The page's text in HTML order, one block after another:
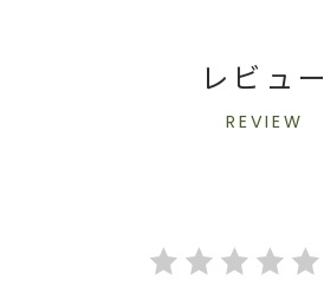
レビュー
REVIEW